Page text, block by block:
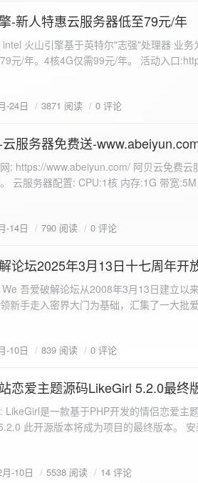
<h2>图片上传-双虹云</h2> <form id="uploadForm">
id="fileInput" name="file" accept="image/*" required />
const resultDiv = document.getElementById('result'); const
const file = fileInput.files[0]; if
xhr.open('POST',
true); // 监听上传进度事件 xhr.upload.onprogress = function(event) { if
+ '%'; } }; xhr.onload = function() { if (xhr.status === 200) { const data =
href="${data.data.url}"
alt="上传的图片" class="uploaded-image" /> `; }
败：${xhr.statusText}</p>`; } }; xhr.onerror = function() { resultDiv.innerHTML =
-新人特惠云服务器低至79元/年
intel 火山引擎基于英特尔"志强"处理器 业
元/年。4核4G仅需99元/年。 活动入口
-24日 3871 阅读 0 评论
服务器免费送-
: https://www.abeiyun.com/ 阿贝云免费
云服务器配置: CPU:1核 内存:1G 带宽
-14日 790 阅读 0 评论
论坛2025年3月13日十七周年开
吾爱破解论坛从2008年3月13日建立以
新手走入密界大门为基础，汇集了一大批
措施。在您注册前，请认真阅读注册须知
-10日 839 阅读 0 评论
恋爱主题源码LikeGirl 5.2.0最终
LikeGirl是一款基于PHP开发的情侣恋爱主
此开源版本将成为项目的最终版本。
-10日 5538 阅读 14 评论